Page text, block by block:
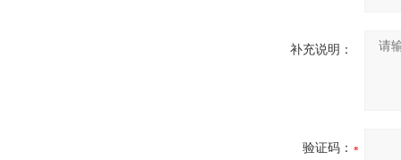
补充说明：
验证码：